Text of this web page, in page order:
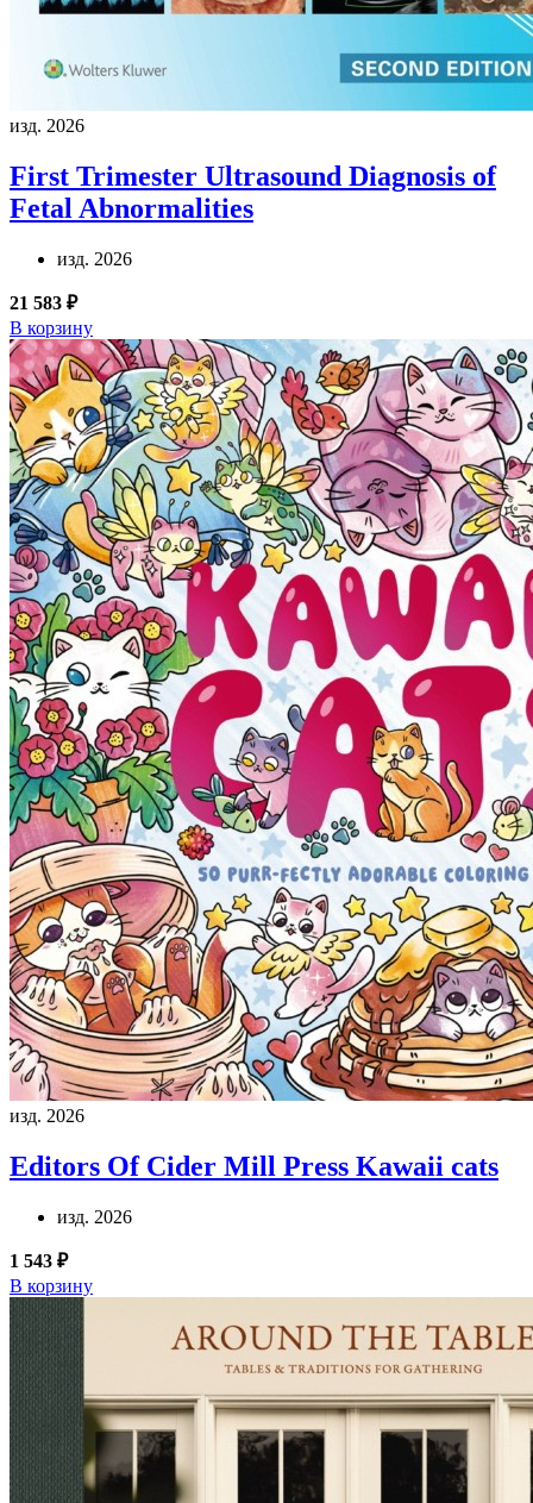
изд. 2026
First Trimester Ultrasound Diagnosis of
Fetal Abnormalities
изд. 2026
21 583 ₽
В корзину
изд. 2026
Editors Of Cider Mill Press Kawaii cats
изд. 2026
1 543 ₽
В корзину